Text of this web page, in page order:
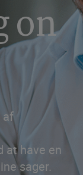
on
af
at have en
sager.